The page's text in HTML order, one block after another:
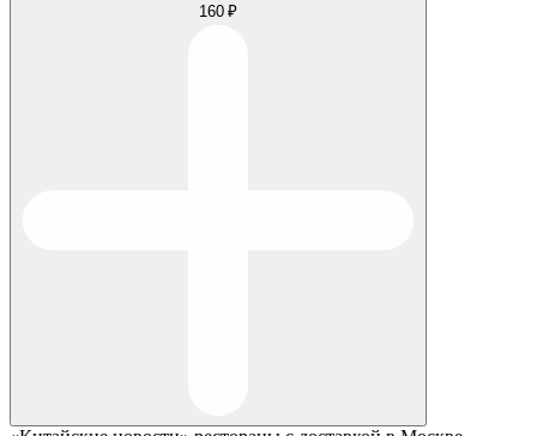
160 ₽